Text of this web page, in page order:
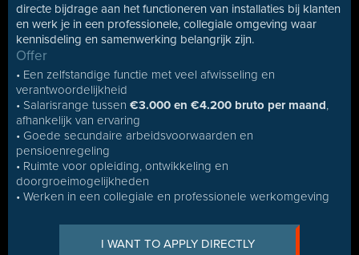
directe bijdrage aan het functioneren van installaties bij klanten
en werk je in een professionele, collegiale omgeving waar
kennisdeling en samenwerking belangrijk zijn.
Offer
• Een zelfstandige functie met veel afwisseling en
verantwoordelijkheid
• Salarisrange tussen €3.000 en €4.200 bruto per maand,
afhankelijk van ervaring
• Goede secundaire arbeidsvoorwaarden en
pensioenregeling
• Ruimte voor opleiding, ontwikkeling en
doorgroeimogelijkheden
• Werken in een collegiale en professionele werkomgeving
I WANT TO APPLY DIRECTLY